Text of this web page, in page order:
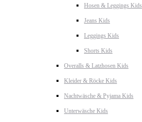
Hosen & Leggings Kids
Jeans Kids
Leggings Kids
Shorts Kids
Overalls & Latzhosen Kids
Kleider & Röcke Kids
Nachtwäsche & Pyjama Kids
Unterwäsche Kids